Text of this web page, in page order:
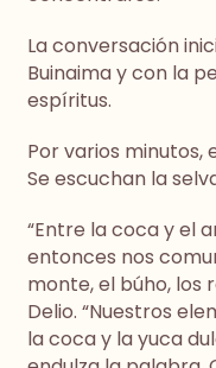
La conversación
Buinaima y con la
espíritus.
Por varios minutos,
Se escuchan la
“Entre la coca y el
entonces nos
monte, el búho, los
Delio. “Nuestros
la coca y la yuca